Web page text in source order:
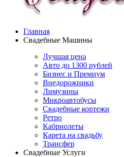
Главная
Свадебные Машины
Лучшая цена
Авто до 1300 рублей
Бизнес и Премиум
Внедорожники
Лимузины
Микроавтобусы
Свадебные кортежи
Ретро
Кабриолеты
Карета на свадьбу
Трансфер
Свадебные Услуги